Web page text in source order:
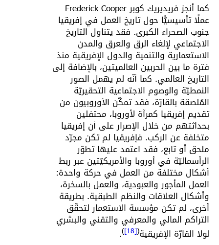
كما أنجز فريديريك كوبر Frederick Cooper
عملًا تأسيسيًّا حول تاريخ العمل في إفريقيا
جنوب الصحراء الكبرى. فقد يتناول التاريخ
الاجتماعي لإلغاء الرق والعرق والمدن
الاستعمارية والتنمية والدول الإفريقية منذ
فترة ما بين الحربين العالميتين، بالإضافة إلى
التاريخ العالمي. كما أنّه لم يهمل الصور
النمطيّة والوصوم الاجتماعية التحقيريّة
المُلصقة بالقارّة، فقد تمكّن الأوروبيون من
تقديم إفريقيا كمرآة لأوروبا، محتفلين
بحداثتهم من خلال الإصرار على أن إفريقيا
متخلفة عن الركب. فإفريقيا لم تكن مجرّد
ملحق أو تابع، فقد اعتمد عليها تطوّر
الرأسماليّة في أوروبا والأمريكيّتين عبر ربط
أشكال مختلفة من العمل في حركة واحدة:
العمل المأجور والعبودية، والعمل بالسخرة،
وأشكال العلاقات والنظم الطبقية. بطريقة
أخرى، لم تكن مؤسسة الاستعمار لتحقّق
التراكم المالي والمعرفي والتقني والبشري
لولا القارّة الإفريقية(
[18]
)
.